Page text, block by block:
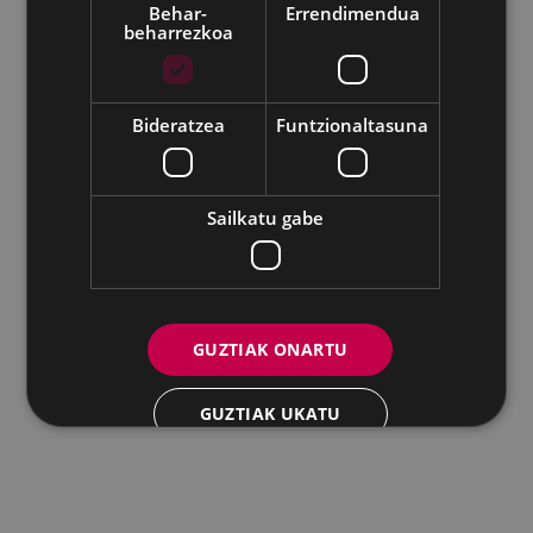
Udalaren sare sozial guztiak
Eibarko Andretxea - Isasi kalea, 11 | 20600 Eibar
Andretxea: 943 54 39 38Berdintasuna: 943 70 84 40
andretxea@eibar.eus
berdintasuna@eibar.eus
IFZ: P2003100A | DIR3 L01200300
Behar-
beharrezkoa
Errendimendua
Bideratzea Funtzionaltasuna
Sailkatu gabe
GUZTIAK ONARTU
GUZTIAK UKATU